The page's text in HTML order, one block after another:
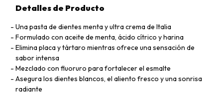
Detalles de Producto
Una pasta de dientes menta y ultra crema de Italia
Formulado con aceite de menta, ácido cítrico y harina
Elimina placa y tártaro mientras ofrece una sensación de
sabor intensa
Mezclado con fluoruro para fortalecer el esmalte
Asegura los dientes blancos, el aliento fresco y una sonrisa
radiante